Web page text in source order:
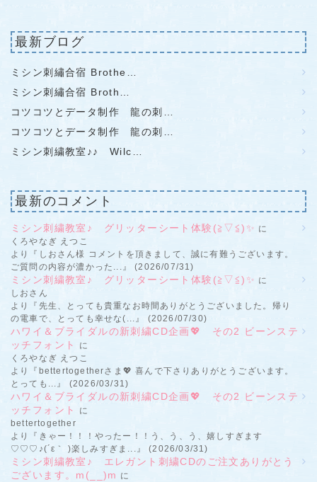
最新ブログ
ミシン刺繡合宿 Brothe…
ミシン刺繡合宿 Broth…
コツコツとデータ制作 龍の刺…
コツコツとデータ制作 龍の刺…
ミシン刺繍教室♪♪ Wilc…
最新のコメント
ミシン刺繍教室♪ グリッターシート体験(≧▽≦)✨ に
くろやなぎ えつこ
より『しおさん様 コメントを頂きまして、誠に有難うございます。
ご質問の内容が濃かった...』 (2026/07/31)
ミシン刺繍教室♪ グリッターシート体験(≧▽≦)✨ に
しおさん
より『先生、とっても貴重なお時間ありがとうございました。帰り
の電車で、とっても幸せな(...』 (2026/07/30)
ハワイ＆ブライダルの新刺繍CD企画💖 その2 ビーンステ
ッチフォント
に
くろやなぎ えつこ
より『bettertogetherさま💖 喜んで下さりありがとうございます。
とっても...』 (2026/03/31)
ハワイ＆ブライダルの新刺繍CD企画💖 その2 ビーンステ
ッチフォント
に
bettertogether
より『きゃー！！！やったー！！う、う、う、嬉しすぎます
♡♡♡♪(´ε｀ )楽しみすぎま...』 (2026/03/31)
ミシン刺繍教室♪ エレガント刺繍CDのご注文ありがとう
ございます。m(__)m に